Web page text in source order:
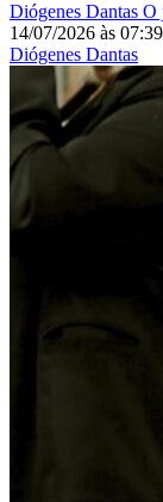
Diógenes Dantas O
14/07/2026 às 07:39
Diógenes Dantas